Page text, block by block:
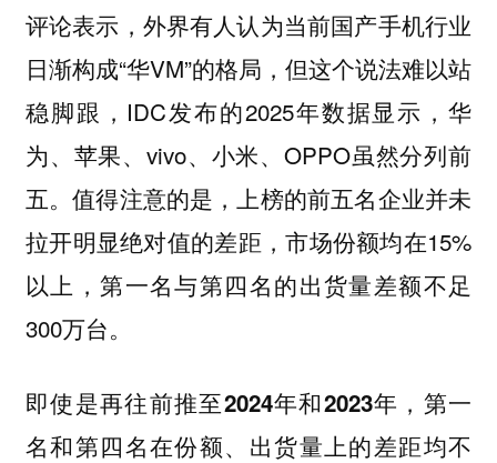
评论表示，外界有人认为当前国产手机行业
日渐构成“华VM”的格局，但这个说法难以站
稳脚跟，IDC发布的2025年数据显示，华
为、苹果、vivo、小米、OPPO虽然分列前
五。值得注意的是，上榜的前五名企业并未
拉开明显绝对值的差距，市场份额均在15%
以上，第一名与第四名的出货量差额不足
300万台。
即使是再往前推至2024年和2023年，第一
名和第四名在份额、出货量上的差距均不